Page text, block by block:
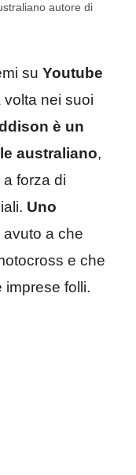
autore di
su Youtube
nei suoi
è un
australiano,
forza di
Uno
a che
e che
imprese folli.